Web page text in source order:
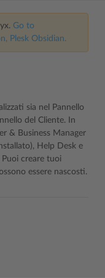
Go to
Plesk Obsidian.
sia nel Pannello
del Cliente. In
& Business Manager
Help Desk e
creare tuoi
essere nascosti.